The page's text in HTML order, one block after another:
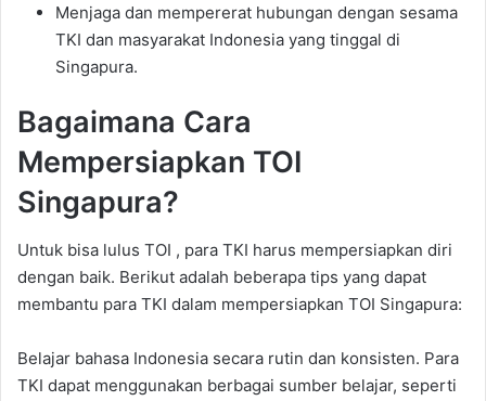
Menjaga dan mempererat hubungan dengan sesama
TKI dan masyarakat Indonesia yang tinggal di
Singapura.
Bagaimana Cara
Mempersiapkan TOI
Singapura?
Untuk bisa lulus TOI , para TKI harus mempersiapkan diri
dengan baik. Berikut adalah beberapa tips yang dapat
membantu para TKI dalam mempersiapkan TOI Singapura:
Belajar bahasa Indonesia secara rutin dan konsisten. Para
TKI dapat menggunakan berbagai sumber belajar, seperti